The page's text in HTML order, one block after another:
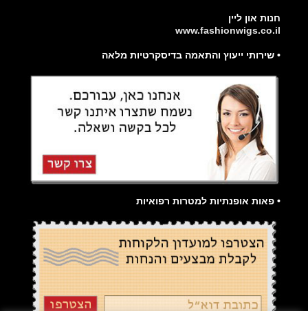
חנות און ליין
www.fashionwigs.co.il
• שירותי ייעוץ והתאמה בדיסקרטיות מלאה
• פאות אופנתיות למטרות רפואיות